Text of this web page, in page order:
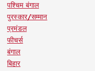
पश्चिम बंगाल
पुरस्कार/सम्मान
प्रमंडल
फीचर्स
बंगाल
बिहार